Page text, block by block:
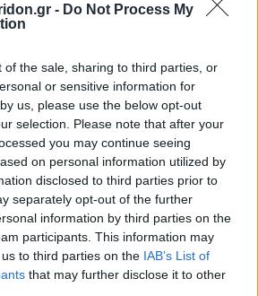
- Do Not Process My
of the sale, sharing to third parties, or
or sensitive information for
us, please use the below opt-out
selection. Please note that after your
you may continue seeing
on personal information utilized by
disclosed to third parties prior to
separately opt-out of the further
information by third parties on the
participants. This information may
to third parties on the IAB’s List of
that may further disclose it to other